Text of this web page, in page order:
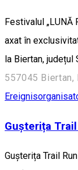
Festivalul
axat în
la Biertan, județul
557045 Biertan,
Gușterița Trail
Gușterița Trail